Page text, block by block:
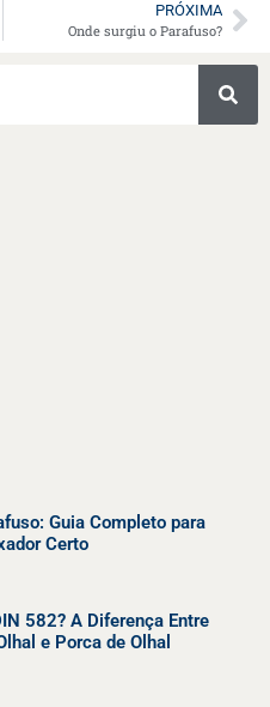
PRÓXIMA
Onde surgiu o Parafuso?
Guia Completo para
Certo
582? A Diferença Entre
e Porca de Olhal